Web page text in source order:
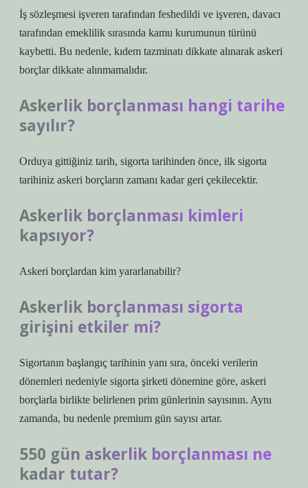
İş sözleşmesi işveren tarafından feshedildi ve işveren, davacı
tarafından emeklilik sırasında kamu kurumunun türünü
kaybetti. Bu nedenle, kıdem tazminatı dikkate alınarak askeri
borçlar dikkate alınmamalıdır.
Askerlik borçlanması hangi tarihe
sayılır?
Orduya gittiğiniz tarih, sigorta tarihinden önce, ilk sigorta
tarihiniz askeri borçların zamanı kadar geri çekilecektir.
Askerlik borçlanması kimleri
kapsıyor?
Askeri borçlardan kim yararlanabilir?
Askerlik borçlanması sigorta
girişini etkiler mi?
Sigortanın başlangıç ​​tarihinin yanı sıra, önceki verilerin
dönemleri nedeniyle sigorta şirketi dönemine göre, askeri
borçlarla birlikte belirlenen prim günlerinin sayısının. Aynı
zamanda, bu nedenle premium gün sayısı artar.
550 gün askerlik borçlanması ne
kadar tutar?